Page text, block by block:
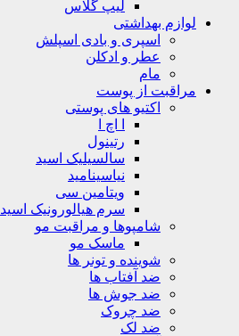
لیپ گلاس
لوازم بهداشتی
اسپری و بادی اسپلش
عطر و ادکلن
مام
مراقبت از پوست
اکتیو های پوستی
ا اچ ا
رتینول
سالسیلیک اسید
نیاسینامید
ویتامین سی
سرم هیالورونیک اسید
شامپوها و مراقبت مو
ماسک مو
شوینده و تونر ها
ضد آفتاب ها
ضد جوش ها
ضد چروک
ضد لک